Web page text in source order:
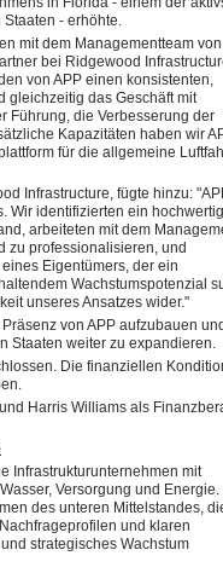
Staaten - erhöhte.
mit dem Managementteam von
bei Ridgewood
von APP einen konsistenten,
gleichzeitig das Geschäft mit
Führung, die Verbesserung der
Kapazitäten haben wir
für die allgemeine
Infrastructure, fügte hinzu:
Wir identifizierten ein
arbeiteten mit dem
zu professionalisieren, und
Eigentümers, der ein
Wachstumspotenzial
unseres Ansatzes wider."
von APP aufzubauen
Staaten weiter zu expandieren.
Die finanziellen
Harris Williams als
Infrastrukturunternehmen mit
Versorgung und Energie.
des unteren Mittelstandes,
und klaren
strategisches Wachstum